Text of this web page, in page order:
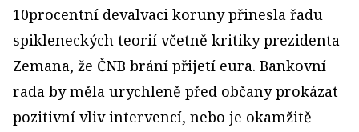
10procentní devalvaci koruny přinesla řadu
spikleneckých teorií včetně kritiky prezidenta
Zemana, že ČNB brání přijetí eura. Bankovní
rada by měla urychleně před občany prokázat
pozitivní vliv intervencí, nebo je okamžitě